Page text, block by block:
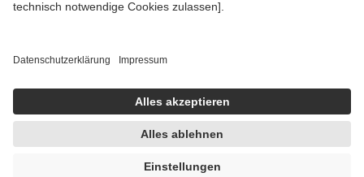
getroffen, um sicherzustellen, dass es sich um echte Bewertungen
https://help.etrusted.com/hc/de/articles/4419944605341
Einige Bilder und Inhalte wurden unter Zuhilfenahme künstlicher